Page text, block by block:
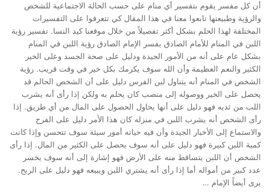
أن كل مفسر يقوم بتفسير أي منام على حسب الحالة الاجتماعية للشخص
والرؤية وطبيعتها تابعوا معنا في هذا المقال كي تتعرفوا على التفسيرات
المختلفة لهذا الحلم بشكل أكثر تفصيلاً من خلال موقعنا كيد النسا. تفسير رؤية
اللبن في المنام للأمام الصادق يفسر الإمام الصادق رؤية اللبن في المنام
بشكل عام على أنه من الأمور الجيدة ودليل على صحة الجسد وعلى الخير
الكثير والنعم العظيمة وأن الله سوف يكرمك بكل خير في وقت قريب. رؤية
الشخص في المنام أنه يتناول لبن الفرس دليل على أن الشخص الحالم قد
يحصل على الخير ووصوله إلى منصب كان يحلم به ولكن إذا رأى أنه يشرب
اللب من ثديه فهو دليل على أنها يحاول الحصول على المال من أي طريق. إذا
رأى الشخص أنه يشرب اللبن في منزله كان هذا الأمر دليل على الفرح
والاستماع إلى الأخبار الجيدة وأن فيه حياته أمور سيئة سوف تتحسن وإذا كانت
كمية اللبن كبيرة فهو دليل على أنه سوف يحصل على الكثير من المال. إذا رأى
الشخص أن اللبن يتساقط منه على الأرض فهو إشارة إلى أنه سوف يخسر
عدد كبير من أمواله أما إذا رأى أنه يشتري اللبن ويبيعه فهو دليل على الربح.
يرى أيضاً الإمام …